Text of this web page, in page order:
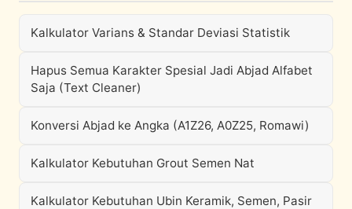
Kalkulator Varians & Standar Deviasi Statistik
Hapus Semua Karakter Spesial Jadi Abjad Alfabet
Saja (Text Cleaner)
Konversi Abjad ke Angka (A1Z26, A0Z25, Romawi)
Kalkulator Kebutuhan Grout Semen Nat
Kalkulator Kebutuhan Ubin Keramik, Semen, Pasir